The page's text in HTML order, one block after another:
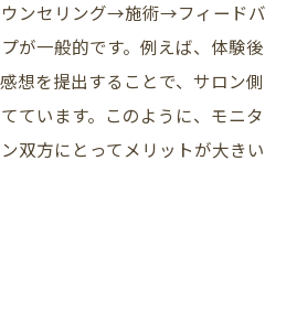
ンセリング→施術→フィードバ
が一般的です。例えば、体験後
想を提出することで、サロン側
ています。このように、モニタ
双方にとってメリットが大きい